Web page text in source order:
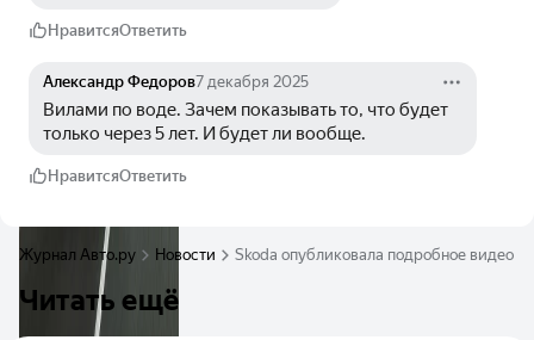
НравитсяОтветить
Александр Федоров7 декабря 2025
Вилами по воде. Зачем показывать то, что будет
только через 5 лет. И будет ли вообще.
НравитсяОтветить
Журнал Авто.ру Новости Skoda опубликовала подробное видео о
Читать ещё